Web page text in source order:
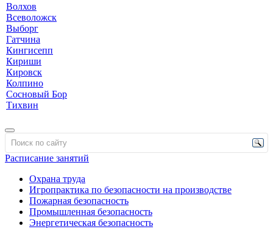
Волхов
Всеволожск
Выборг
Гатчина
Кингисепп
Кириши
Кировск
Колпино
Сосновый Бор
Тихвин
Расписание занятий
Охрана труда
Игропрактика по безопасности на производстве
Пожарная безопасность
Промышленная безопасность
Энергетическая безопасность